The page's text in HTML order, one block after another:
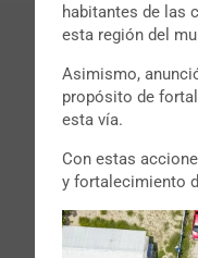
habitantes de las
esta región del
Asimismo,
propósito de
esta vía.
Con estas
y fortalecimiento